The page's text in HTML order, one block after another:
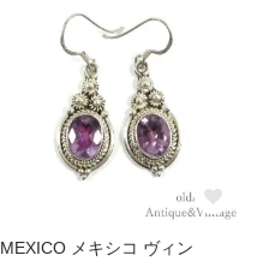
MEXICO メキシコ ヴィン